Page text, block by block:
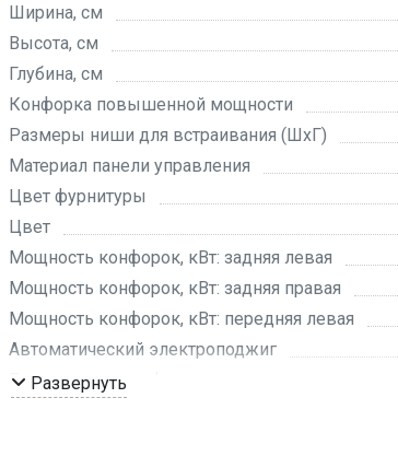
Ширина, см
Высота, см
Глубина, см
Конфорка повышенной мощности
Размеры ниши для встраивания (ШхГ)
Материал панели управления
Цвет фурнитуры
Цвет
Мощность конфорок, кВт: задняя левая
Мощность конфорок, кВт: задняя правая
Мощность конфорок, кВт: передняя левая
Автоматический электроподжиг
Газ-контроль конфорок
Развернуть